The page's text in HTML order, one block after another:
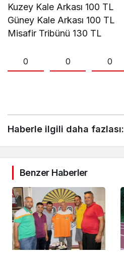
Kuzey Kale Arkası 100 TL
Güney Kale Arkası 100 TL
Misafir Tribünü 130 TL
0 0 0
Haberle ilgili daha fazlası:
Benzer Haberler